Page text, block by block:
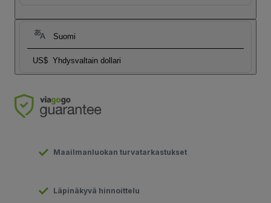
Suomi
US$ Yhdysvaltain dollari
Maailmanluokan turvatarkastukset
Läpinäkyvä hinnoittelu